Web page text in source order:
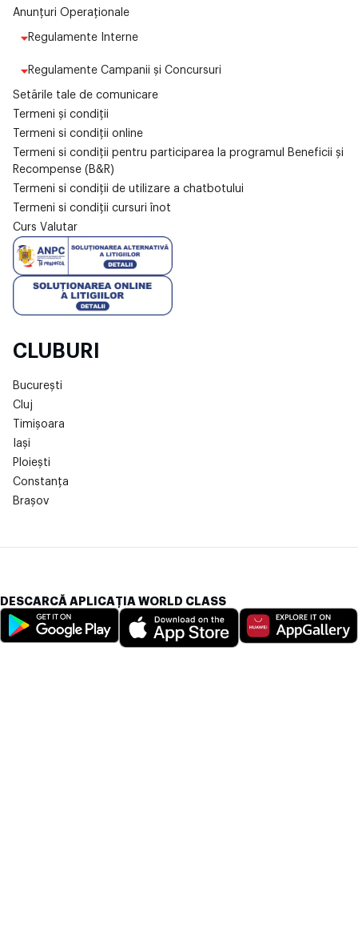
Anunțuri Operaționale
Regulamente Interne
Regulamente Campanii și Concursuri
Setările tale de comunicare
Termeni și condiții
Termeni si condiții online
Termeni si condiții pentru participarea la programul Beneficii și
Recompense (B&R)
Termeni si condiții de utilizare a chatbotului
Termeni si condiții cursuri înot
Curs Valutar
CLUBURI
București
Cluj
Timișoara
Iași
Ploiești
Constanța
Brașov
DESCARCĂ APLICAȚIA WORLD CLASS